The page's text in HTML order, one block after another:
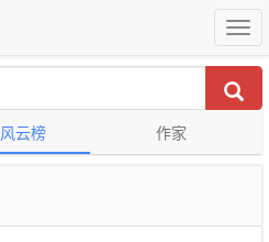
风云榜 作家